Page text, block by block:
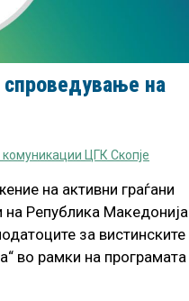
на
ЦГК Скопје
на активни граѓани
Република Македонија
за вистинските
во рамки на програмата